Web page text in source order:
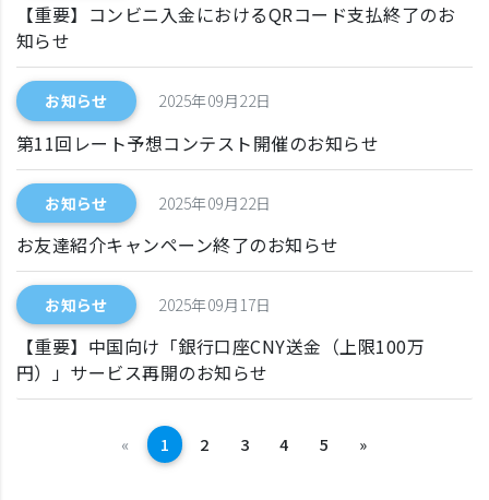
【重要】コンビニ入金におけるQRコード支払終了のお
知らせ
お知らせ 2025年09月22日
第11回レート予想コンテスト開催のお知らせ
お知らせ 2025年09月22日
お友達紹介キャンペーン終了のお知らせ
お知らせ 2025年09月17日
【重要】中国向け「銀行口座CNY送金（上限100万
円）」サービス再開のお知らせ
« 前へ 1 2 3 4 5 »次へ